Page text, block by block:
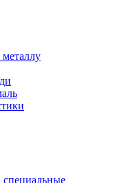
специальные